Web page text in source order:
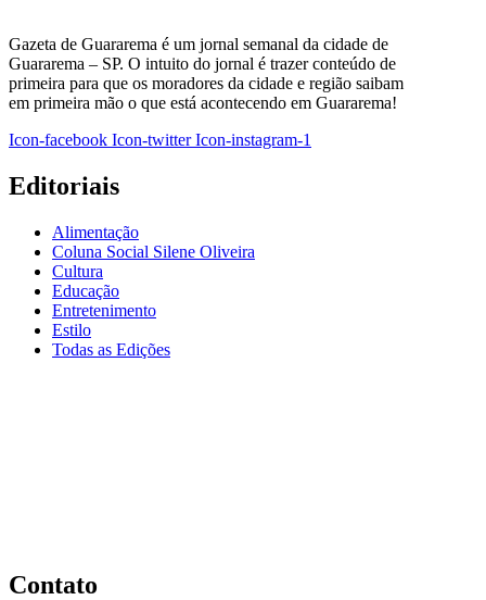
Gazeta de Guararema é um jornal semanal da cidade de
Guararema – SP. O intuito do jornal é trazer conteúdo de
primeira para que os moradores da cidade e região saibam
em primeira mão o que está acontecendo em Guararema!
Icon-facebook Icon-twitter Icon-instagram-1
Editoriais
Alimentação
Coluna Social Silene Oliveira
Cultura
Educação
Entretenimento
Estilo
Todas as Edições
Contato